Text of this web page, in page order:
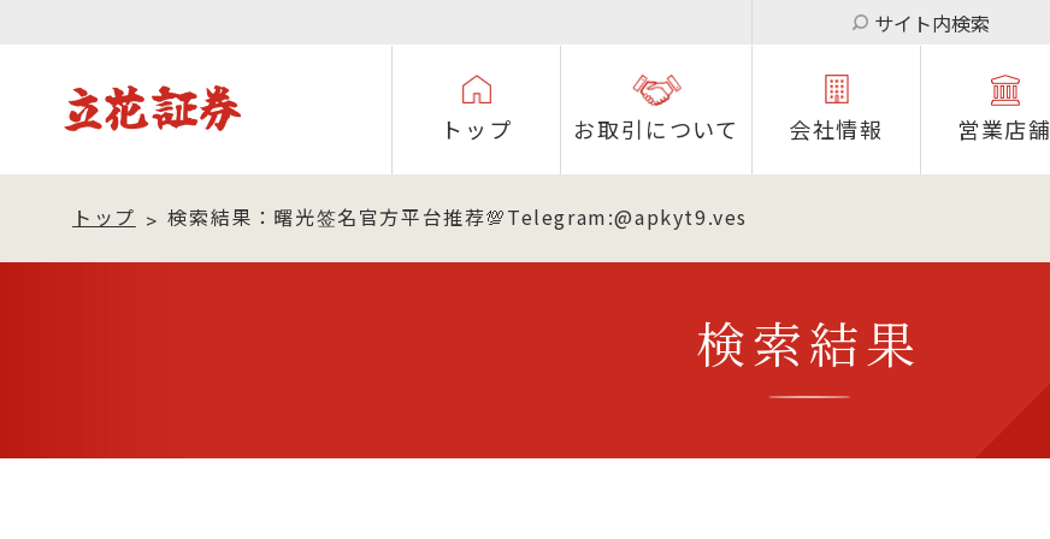
サイト内検索
トップ お取引について 会社情報 営業店舗
トップ 検索結果：曙光签名官方平台推荐💯Telegram:@apkyt9.ves
検索結果